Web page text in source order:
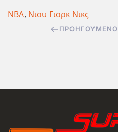
NBA, Νιου Γιορκ Νικς
ΠΡΟΗΓΟΎΜΕΝΟ